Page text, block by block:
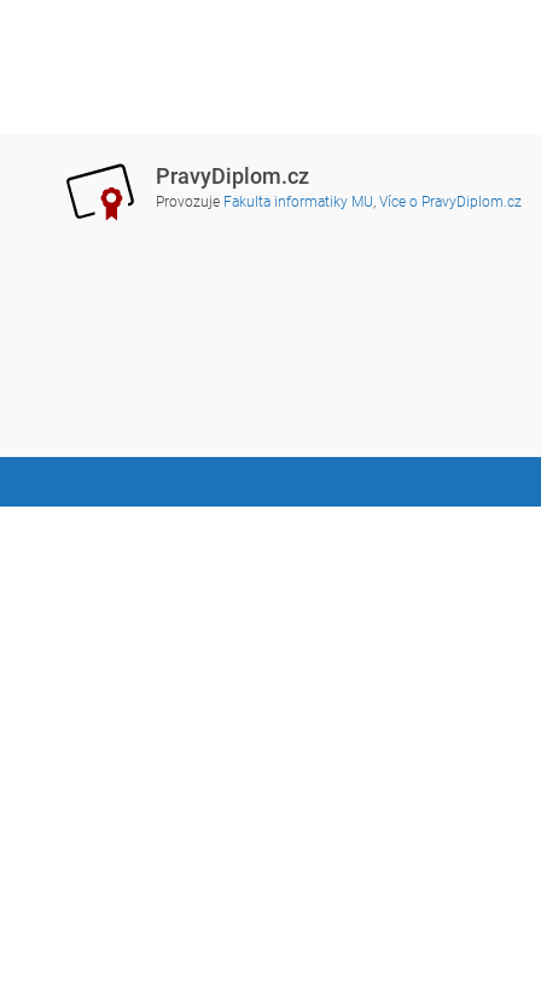
PravyDiplom.cz
Provozuje Fakulta informatiky MU, Více o PravyDiplom.cz